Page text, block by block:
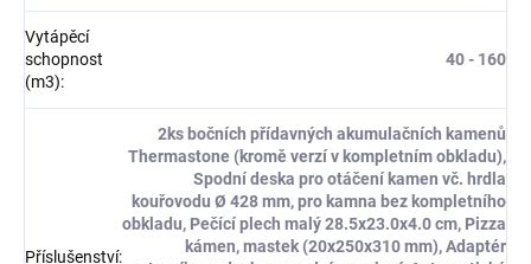
Vytápěcí
schopnost
(m3):
40 - 160
Příslušenství:
2ks bočních přídavných akumulačních kamenů
Thermastone (kromě verzí v kompletním obkladu),
Spodní deska pro otáčení kamen vč. hrdla
kouřovodu Ø 428 mm, pro kamna bez kompletního
obkladu, Pečící plech malý 28.5x23.0x4.0 cm, Pizza
kámen, mastek (20x250x310 mm), Adaptér